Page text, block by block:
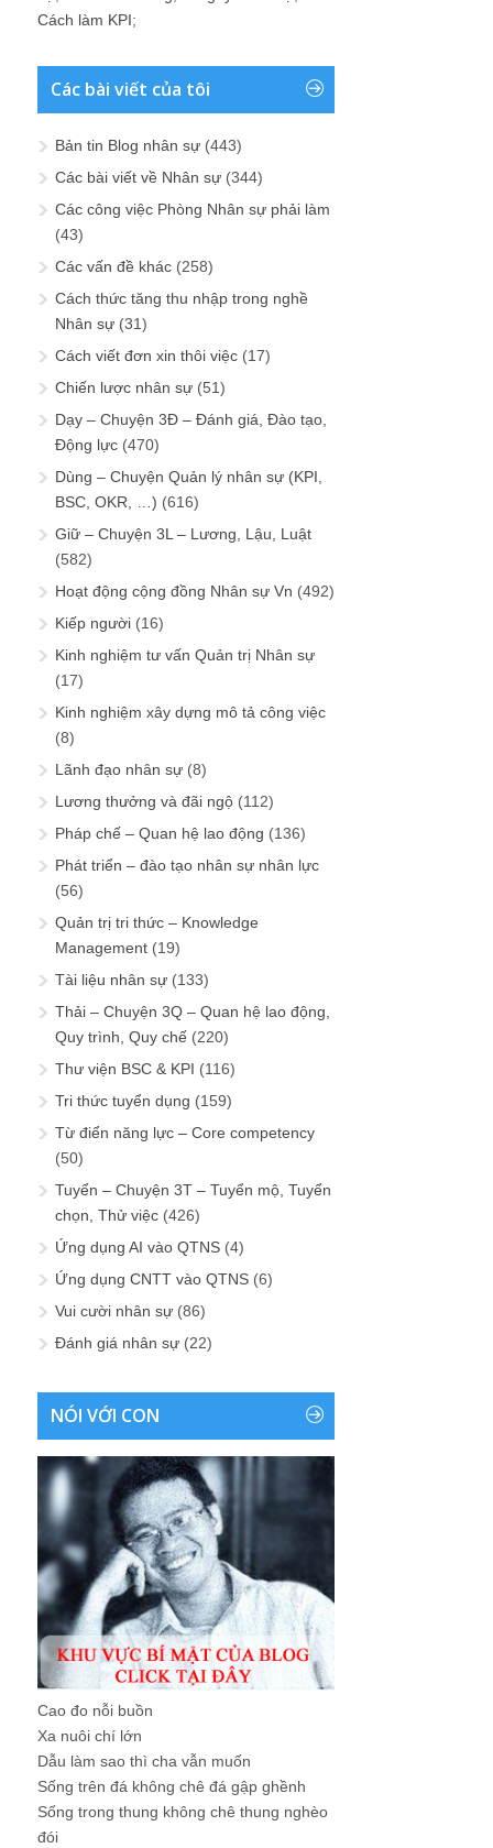
Cách làm KPI;
Các bài viết của tôi
Bản tin Blog nhân sự (443)
Các bài viết về Nhân sự (344)
Các công việc Phòng Nhân sự phải làm
(43)
Các vấn đề khác (258)
Cách thức tăng thu nhập trong nghề
Nhân sự (31)
Cách viết đơn xin thôi việc (17)
Chiến lược nhân sự (51)
Dạy – Chuyện 3Đ – Đánh giá, Đào tạo,
Động lực (470)
Dùng – Chuyện Quản lý nhân sự (KPI,
BSC, OKR, …) (616)
Giữ – Chuyện 3L – Lương, Lậu, Luật
(582)
Hoạt động cộng đồng Nhân sự Vn (492)
Kiếp người (16)
Kinh nghiệm tư vấn Quản trị Nhân sự
(17)
Kinh nghiệm xây dựng mô tả công việc
(8)
Lãnh đạo nhân sự (8)
Lương thưởng và đãi ngộ (112)
Pháp chế – Quan hệ lao động (136)
Phát triển – đào tạo nhân sự nhân lực
(56)
Quản trị tri thức – Knowledge
Management (19)
Tài liệu nhân sự (133)
Thải – Chuyện 3Q – Quan hệ lao động,
Quy trình, Quy chế (220)
Thư viện BSC & KPI (116)
Tri thức tuyển dụng (159)
Từ điển năng lực – Core competency
(50)
Tuyển – Chuyện 3T – Tuyển mộ, Tuyển
chọn, Thử việc (426)
Ứng dụng AI vào QTNS (4)
Ứng dụng CNTT vào QTNS (6)
Vui cười nhân sự (86)
Đánh giá nhân sự (22)
NÓI VỚI CON
Cao đo nỗi buồn
Xa nuôi chí lớn
Dẫu làm sao thì cha vẫn muốn
Sống trên đá không chê đá gập ghềnh
Sống trong thung không chê thung nghèo
đói